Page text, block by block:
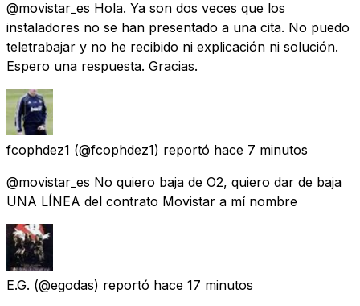
@movistar_es Hola. Ya son dos veces que los
instaladores no se han presentado a una cita. No puedo
teletrabajar y no he recibido ni explicación ni solución.
Espero una respuesta. Gracias.
fcophdez1 (@fcophdez1) reportó hace 7 minutos
@movistar_es No quiero baja de O2, quiero dar de baja
UNA LÍNEA del contrato Movistar a mí nombre
E.G. (@egodas) reportó hace 17 minutos